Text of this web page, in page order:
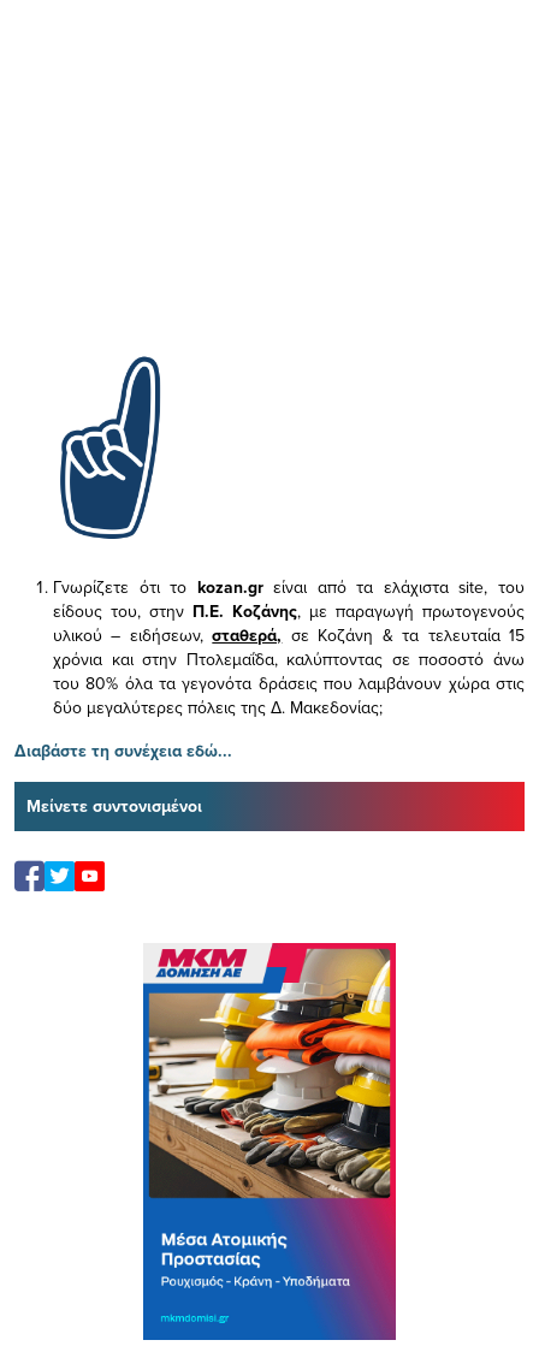
Γνωρίζετε ότι το kozan.gr είναι από τα ελάχισταsite, του
είδους του, στην Π.Ε. Κοζάνης, με παραγωγή πρωτογενούς
υλικού – ειδήσεων,σταθερά, σε Κοζάνη & τα τελευταία 15
χρόνια και στην Πτολεμαΐδα, καλύπτοντας σε ποσοστό άνω
του 80% όλα τα γεγονότα δράσεις που λαμβάνουν χώρα στις
δύο μεγαλύτερες πόλεις της Δ. Μακεδονίας;
Διαβάστε τη συνέχεια εδώ...
Μείνετε συντονισμένοι